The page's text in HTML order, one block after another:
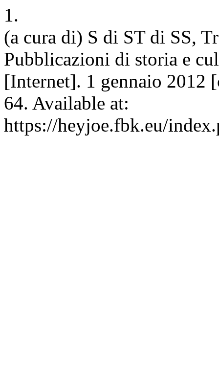
1.
(a cura di) S di ST di SS,
Pubblicazioni di storia e
[Internet]. 1 gennaio 2012
64. Available at:
https://heyjoe.fbk.eu/